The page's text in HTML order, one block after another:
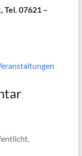
Tel. 07621 –